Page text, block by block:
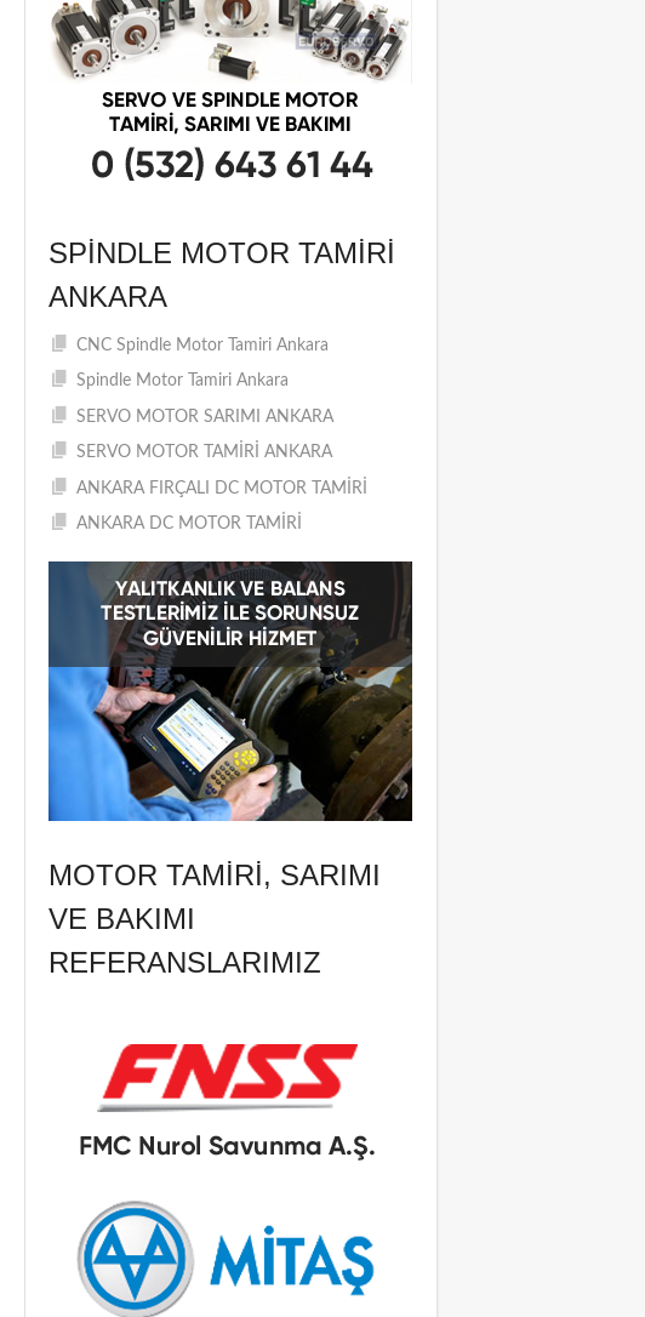
SPINDLE MOTOR TAMIRI
ANKARA
CNC Spindle Motor Tamiri Ankara
Spindle Motor Tamiri Ankara
SERVO MOTOR SARIMI ANKARA
SERVO MOTOR TAMİRİ ANKARA
ANKARA FIRÇALI DC MOTOR TAMİRİ
ANKARA DC MOTOR TAMİRİ
MOTOR TAMIRI, SARIMI
VE BAKIMI
REFERANSLARIMIZ